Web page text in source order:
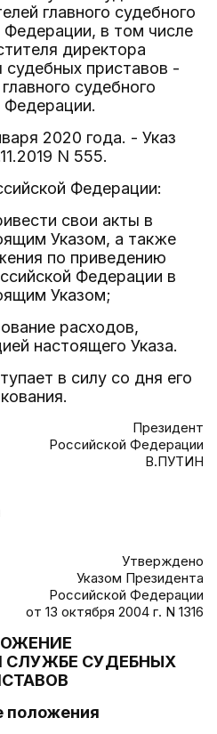
главного судебного
Федерации, в том числе
директора
приставов -
судебного
Федерации.
2020 года. - Указ
N 555.
Федерации:
свои акты в
Указом, а также
по приведению
Федерации в
Указом;
расходов,
настоящего Указа.
в силу со дня его
Президент
Российской Федерации
В.ПУТИН
Утверждено
Указом Президента
Российской Федерации
от 13 октября 2004 г. N 1316
СЛУЖБЕ СУДЕБНЫХ
положения